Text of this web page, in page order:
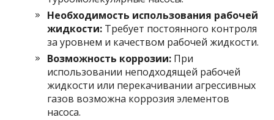
Необходимость использования рабочей
жидкости: Требует постоянного контроля
за уровнем и качеством рабочей жидкости.
Возможность коррозии: При
использовании неподходящей рабочей
жидкости или перекачивании агрессивных
газов возможна коррозия элементов
насоса.